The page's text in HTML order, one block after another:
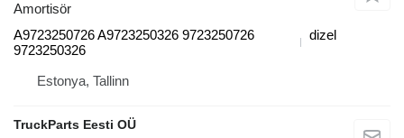
Amortisör
A9723250726 A9723250326 9723250726
9723250326
dizel
Estonya, Tallinn
TruckParts Eesti OÜ